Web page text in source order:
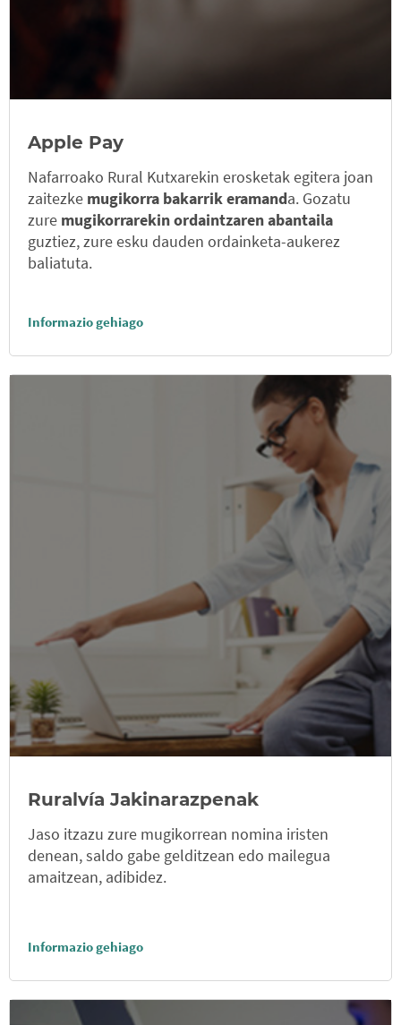
Apple Pay
Nafarroako Rural Kutxarekin erosketak egitera joan
zaitezke mugikorra bakarrik eramanda. Gozatu
zure mugikorrarekin ordaintzaren abantaila
guztiez, zure esku dauden ordainketa-aukerez
baliatuta.
Informazio gehiago
Ruralvía Jakinarazpenak
Jaso itzazu zure mugikorrean nomina iristen
denean, saldo gabe gelditzean edo mailegua
amaitzean, adibidez.
Informazio gehiago